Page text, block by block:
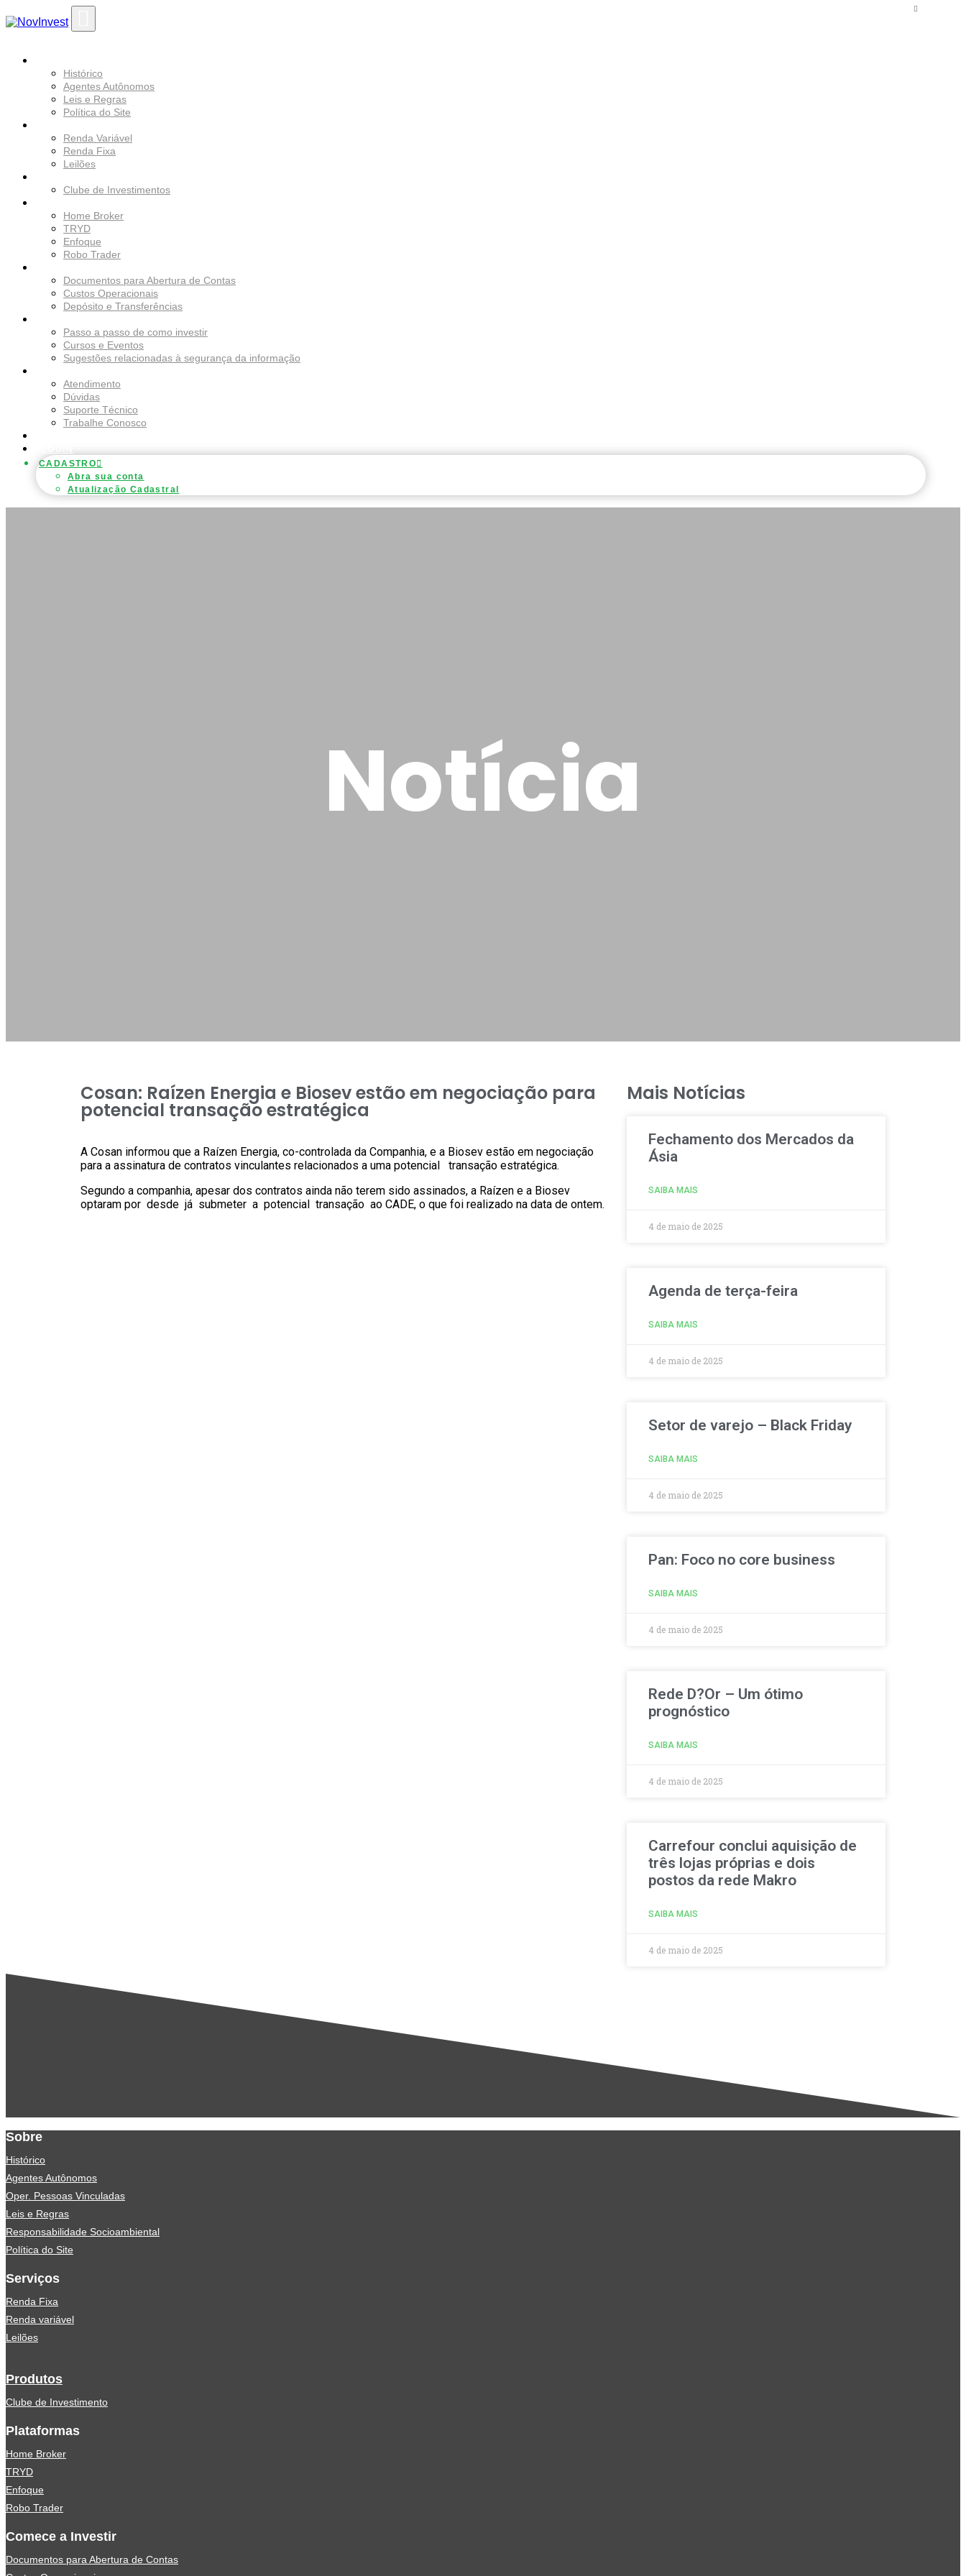
para
Histórico
Agentes Autônomos
Leis e Regras
Política do Site
Renda Variável
Renda Fixa
Leilões
Clube de Investimentos
Home Broker
TRYD
Enfoque
Robo Trader
Documentos para Abertura de Contas
Custos Operacionais
Depósito e Transferências
Passo a passo de como investir
Cursos e Eventos
Sugestões relacionadas à segurança da informação
Atendimento
Dúvidas
Suporte Técnico
Trabalhe Conosco
CADASTRO
Abra sua conta
Atualização Cadastral
Notícia
Cosan: Raízen Energia e Biosev estão em negociação para
potencial transação estratégica
A Cosan informou que a Raízen Energia, co-controlada da Companhia, e a Biosev estão em negociação
para a assinatura de contratos vinculantes relacionados a uma potencial transação estratégica.
Segundo a companhia, apesar dos contratos ainda não terem sido assinados, a Raízen e a Biosev
optaram por desde já submeter a potencial transação ao CADE, o que foi realizado na data de ontem.
Mais Notícias
Fechamento dos Mercados da
Ásia
SAIBA MAIS
4 de maio de 2025
Agenda de terça-feira
SAIBA MAIS
4 de maio de 2025
Setor de varejo – Black Friday
SAIBA MAIS
4 de maio de 2025
Pan: Foco no core business
SAIBA MAIS
4 de maio de 2025
Rede D?Or – Um ótimo
prognóstico
SAIBA MAIS
4 de maio de 2025
Carrefour conclui aquisição de
três lojas próprias e dois
postos da rede Makro
SAIBA MAIS
4 de maio de 2025
Sobre
Histórico
Agentes Autônomos
Oper. Pessoas Vinculadas
Leis e Regras
Responsabilidade Socioambiental
Política do Site
Serviços
Renda Fixa
Renda variável
Leilões
Produtos
Clube de Investimento
Plataformas
Home Broker
TRYD
Enfoque
Robo Trader
Comece a Investir
Documentos para Abertura de Contas